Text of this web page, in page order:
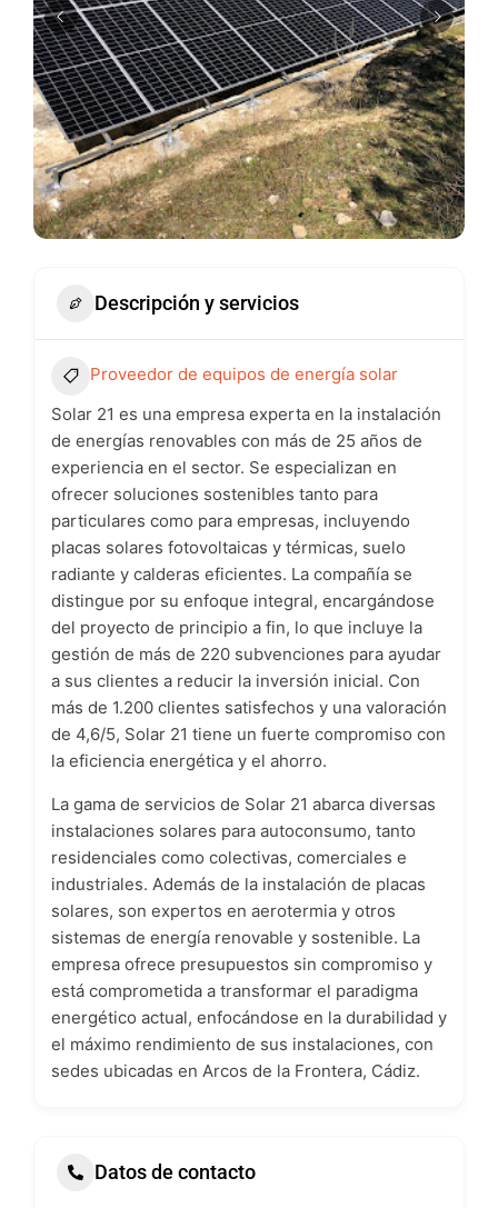
Descripción y servicios
Proveedor de equipos de energía solar
Solar 21 es una empresa experta en la instalación
de energías renovables con más de 25 años de
experiencia en el sector. Se especializan en
ofrecer soluciones sostenibles tanto para
particulares como para empresas, incluyendo
placas solares fotovoltaicas y térmicas, suelo
radiante y calderas eficientes. La compañía se
distingue por su enfoque integral, encargándose
del proyecto de principio a fin, lo que incluye la
gestión de más de 220 subvenciones para ayudar
a sus clientes a reducir la inversión inicial. Con
más de 1.200 clientes satisfechos y una valoración
de 4,6/5, Solar 21 tiene un fuerte compromiso con
la eficiencia energética y el ahorro.
La gama de servicios de Solar 21 abarca diversas
instalaciones solares para autoconsumo, tanto
residenciales como colectivas, comerciales e
industriales. Además de la instalación de placas
solares, son expertos en aerotermia y otros
sistemas de energía renovable y sostenible. La
empresa ofrece presupuestos sin compromiso y
está comprometida a transformar el paradigma
energético actual, enfocándose en la durabilidad y
el máximo rendimiento de sus instalaciones, con
sedes ubicadas en Arcos de la Frontera, Cádiz.
Datos de contacto